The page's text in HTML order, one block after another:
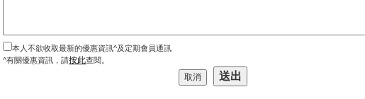
本人不欲收取最新的優惠資訊^及定期會員通訊
^有關優惠資訊，請按此查閱。